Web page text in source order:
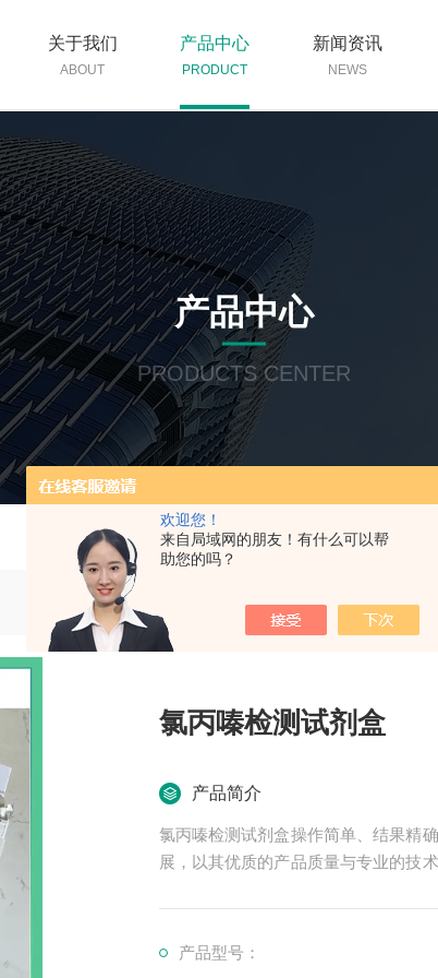
欢迎您！
来自局域网的朋友！有什么可以帮
助您的吗？
关于我们
ABOUT
产品中心
PRODUCT
新闻资讯
NEWS
产品中心
PRODUCTS CENTER
当前位置：
氯丙嗪检测试剂盒
产品简介
氯丙嗪检测试剂盒操作简单、结果精
展，以其优质的产品质量与专业的技
产品型号：